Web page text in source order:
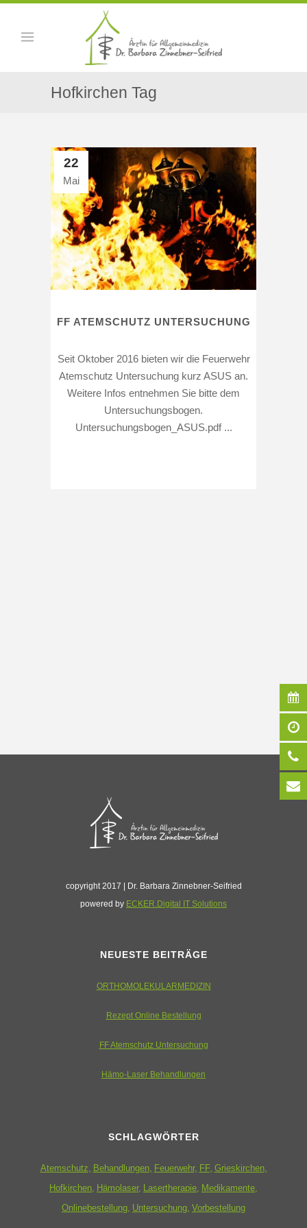
Hofkirchen Tag
22
Mai
FF ATEMSCHUTZ UNTERSUCHUNG
Seit Oktober 2016 bieten wir die Feuerwehr
Atemschutz Untersuchung kurz ASUS an.
Weitere Infos entnehmen Sie bitte dem
Untersuchungsbogen.
Untersuchungsbogen_ASUS.pdf ...
copyright 2017 | Dr. Barbara Zinnebner-Seifried
powered by ECKER.Digital IT Solutions
NEUESTE BEITRÄGE
ORTHOMOLEKULARMEDIZIN
Rezept Online Bestellung
FF Atemschutz Untersuchung
Hämo-Laser Behandlungen
SCHLAGWÖRTER
Atemschutz Behandlungen Feuerwehr FF Grieskirchen
Hofkirchen Hämolaser Lasertherapie Medikamente
Onlinebestellung Untersuchung Vorbestellung